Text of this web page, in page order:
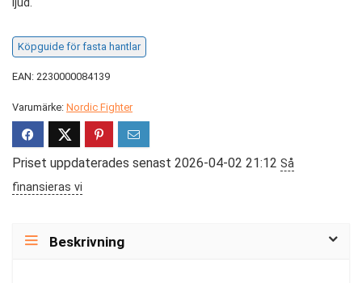
ljud.
Köpguide för fasta hantlar
EAN: 2230000084139
Varumärke: Nordic Fighter
Priset uppdaterades senast 2026-04-02 21:12 Så
finansieras vi
Beskrivning